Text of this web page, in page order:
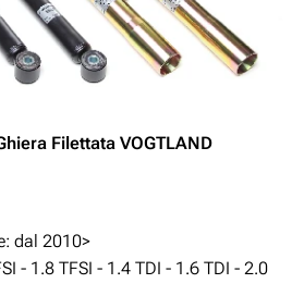
Filettata VOGTLAND
dal 2010>
- 1.8 TFSI - 1.4 TDI - 1.6 TDI - 2.0